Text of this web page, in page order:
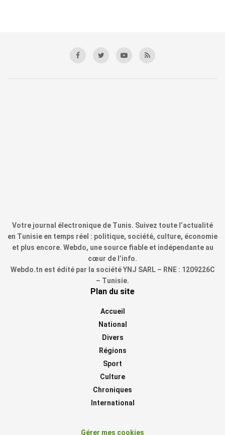
Votre journal électronique de Tunis. Suivez toute l’actualité
en Tunisie en temps réel : politique, société, culture, économie
et plus encore. Webdo, une source fiable et indépendante au
cœur de l’info.
Webdo.tn est édité par la société YNJ SARL – RNE : 1209226C
– Tunisie.
Plan du site
Accueil
National
Divers
Régions
Sport
Culture
Chroniques
International
Gérer mes cookies